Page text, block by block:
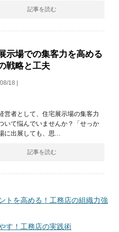
記事を読む
示場での集客力を高める
戦略と工夫
18 |
営者として、住宅展示場の集客力
いて悩んでいませんか？「せっか
に出展しても、思...
記事を読む
トを高める！工務店の組織力強
す！工務店の実践術